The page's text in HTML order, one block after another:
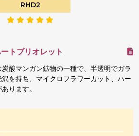
RHD2
トブリオレット
酸マンガン鉱物の一種で、半透明でガラ
を持ち、マイクロフラワーカット、ハー
ります。